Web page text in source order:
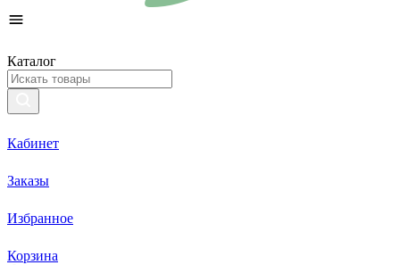
Каталог
Кабинет
Заказы
Избранное
Корзина